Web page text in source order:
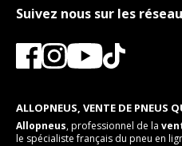
Suivez nous sur les
ALLOPNEUS, VENTE DE PNEUS
Allopneus, professionnel de la
le spécialiste français du pneu en